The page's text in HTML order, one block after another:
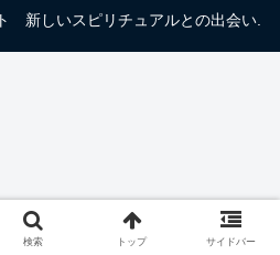
新しいスピリチュアルとの出会い.
検索 トップ サイドバー